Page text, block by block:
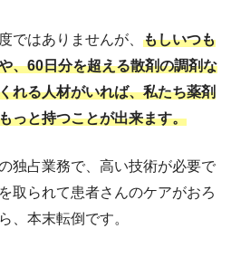
ではありませんが、 もしいつも
、60日分を超える散剤の調剤な
れる人材がいれば、私たち薬剤
っと持つことが出来ます。
独占業務で、高い技術が必要で
取られて患者さんのケアがおろ
、本末転倒です。